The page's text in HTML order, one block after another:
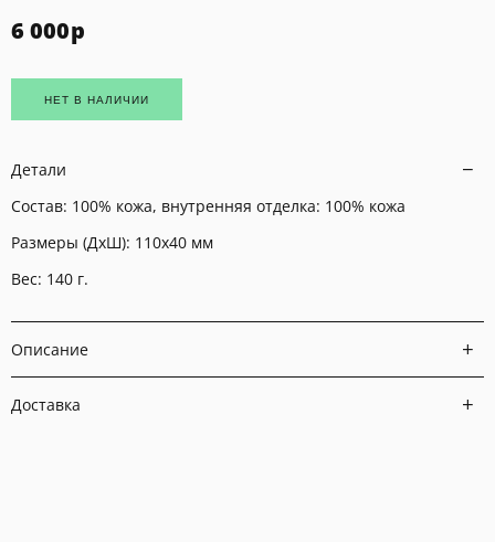
6 000р
НЕТ В НАЛИЧИИ
Детали
Состав: 100% кожа, внутренняя отделка: 100% кожа
Размеры (ДхШ): 110х40 мм
Вес: 140 г.
Описание
Доставка